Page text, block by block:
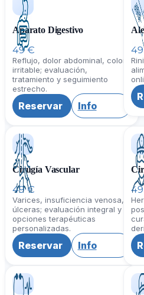
Aparato Digestivo
49 €
Reflujo, dolor abdominal, colon
irritable; evaluación,
tratamiento y seguimiento
estrecho.
Reservar Info
Cirugía Vascular
49 €
Varices, insuficiencia venosa,
úlceras; evaluación integral y
opciones terapéuticas
personalizadas.
Reservar Info